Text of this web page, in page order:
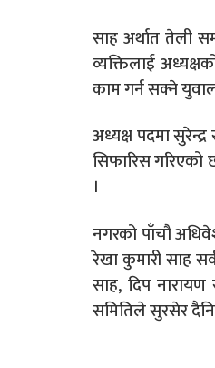
साह अर्थात तेली
व्यक्तिलाई
काम गर्न सक्ने
अध्यक्ष पदमा
सिफारिस गरिएको
।
नगरको पाँचौ
रेखा कुमारी साह
साह, दिप
समितिले सुरसेर